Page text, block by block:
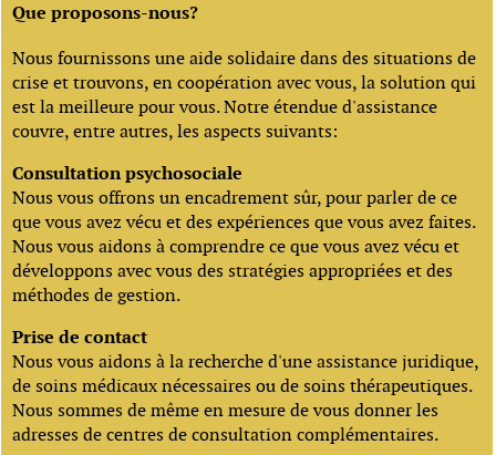
Que proposons-nous?
Nous fournissons une aide solidaire dans des situations de
crise et trouvons, en coopération avec vous, la solution qui
est la meilleure pour vous. Notre étendue d'assistance
couvre, entre autres, les aspects suivants:
Consultation psychosociale
Nous vous offrons un encadrement sûr, pour parler de ce
que vous avez vécu et des expériences que vous avez faites.
Nous vous aidons à comprendre ce que vous avez vécu et
développons avec vous des stratégies appropriées et des
méthodes de gestion.
Prise de contact
Nous vous aidons à la recherche d'une assistance juridique,
de soins médicaux nécessaires ou de soins thérapeutiques.
Nous sommes de même en mesure de vous donner les
adresses de centres de consultation complémentaires.